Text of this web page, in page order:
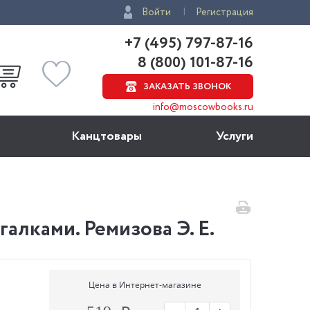
Войти Регистрация
+7 (495) 797-87-16
8 (800) 101-87-16
ЗАКАЗАТЬ ЗВОНОК
info@moscowbooks.ru
Канцтовары Услуги
Ремизова Э. Е.
Цена в Интернет-магазине